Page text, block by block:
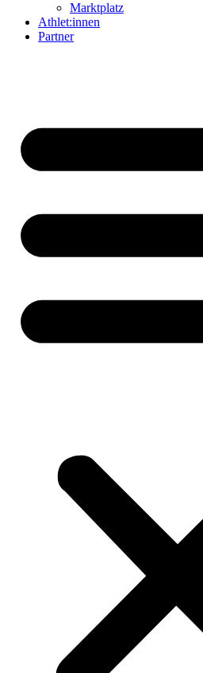
Markt­platz
Athlet:innen
Part­ner